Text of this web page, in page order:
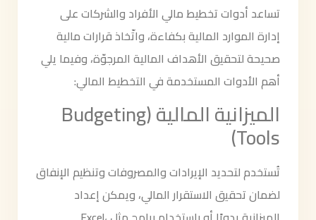
تساعد أدوات تخطيط مالي الأفراد والشركات على
إدارة الموارد المالية بكفاءة، واتّخاذ قرارات مالية
صحيحة لتحقيق الأهداف المالية المرجوّة، وفيما يلي
أهم الأدوات المستخدمة في التخطيط المالي:
الميزانية المالية (Budgeting
Tools)
تُستخدم لتحديد الإيرادات والمصروفات وتنظيم الإنفاق
لضمان تحقيق الاستقرار المالي، ويمكن إعداد